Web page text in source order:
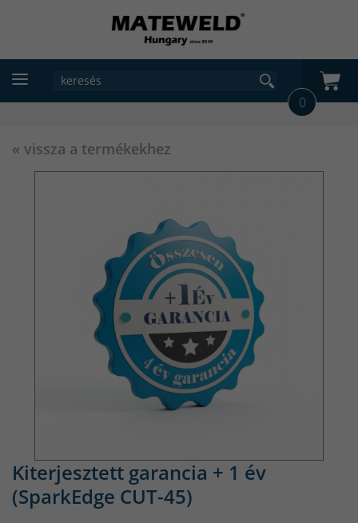
0
« vissza a termékekhez
Kiterjesztett garancia + 1 év
(SparkEdge CUT-45)